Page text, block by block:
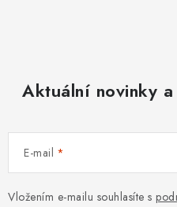
Aktuální novinky
E-mail
Vložením e-mailu souhlasíte s